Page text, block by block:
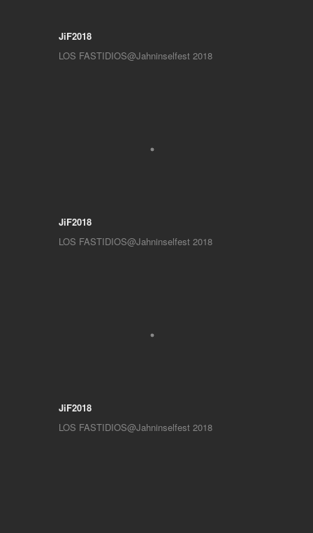
JiF2018
LOS FASTIDIOS@Jahninselfest 2018
JiF2018
LOS FASTIDIOS@Jahninselfest 2018
JiF2018
LOS FASTIDIOS@Jahninselfest 2018